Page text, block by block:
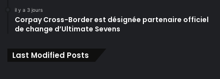
il y a 3 jours
Corpay Cross-Border est désignée partenaire officiel
de change d’Ultimate Sevens
Last Modified Posts